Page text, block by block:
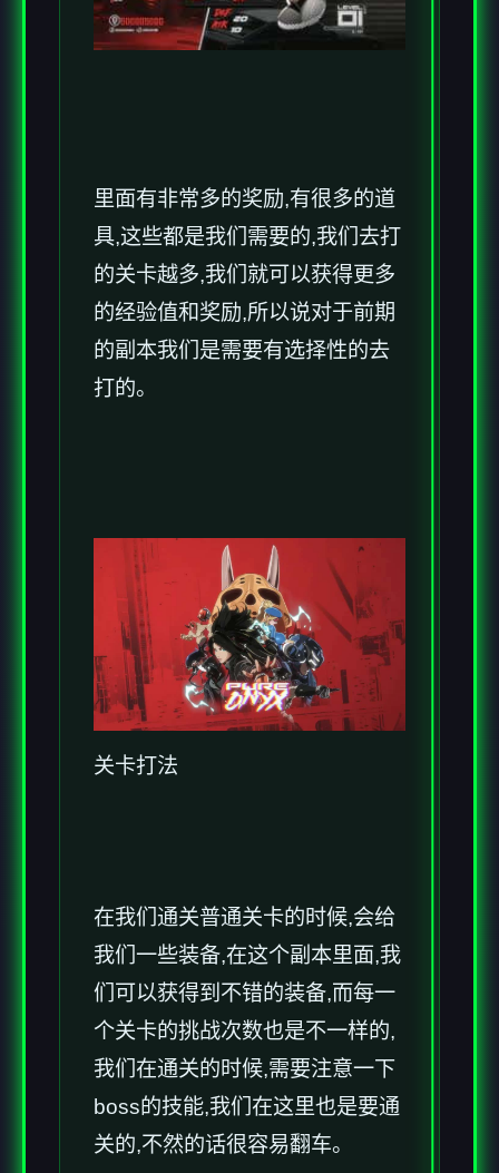
里面有非常多的奖励,有很多的道
具,这些都是我们需要的,我们去打
的关卡越多,我们就可以获得更多
的经验值和奖励,所以说对于前期
的副本我们是需要有选择性的去
打的。
关卡打法
在我们通关普通关卡的时候,会给
我们一些装备,在这个副本里面,我
们可以获得到不错的装备,而每一
个关卡的挑战次数也是不一样的,
我们在通关的时候,需要注意一下
boss的技能,我们在这里也是要通
关的,不然的话很容易翻车。